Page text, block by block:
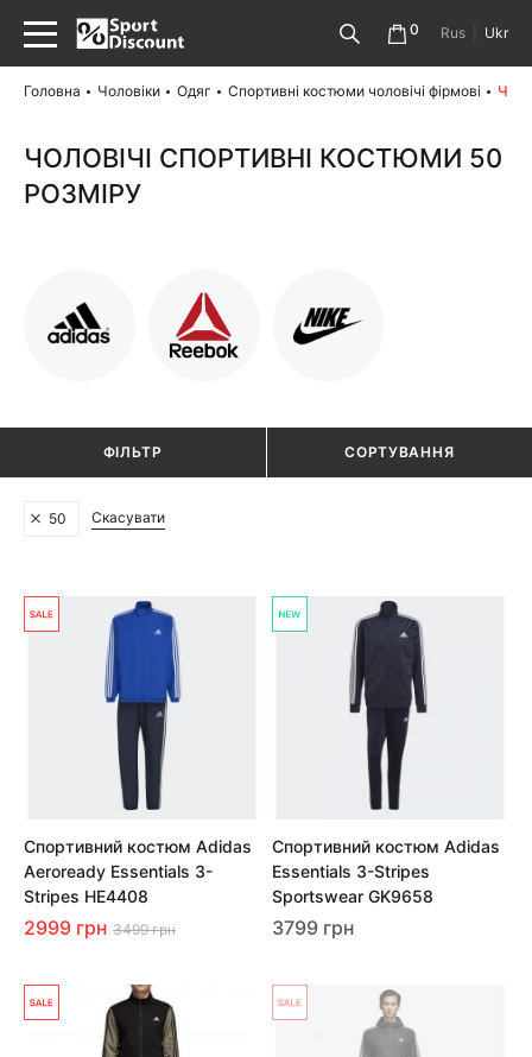
0 Rus Ukr
Головна Чоловіки Одяг Спортивні костюми чоловічі фірмові
ЧОЛОВІЧІ СПОРТИВНІ КОСТЮМИ 50
РОЗМІРУ
ФІЛЬТР СОРТУВАННЯ
50 Скасувати
Спортивний костюм Adidas
Aeroready Essentials 3-
Stripes HE4408
2999 грн 3499 грн
Спортивний костюм Adidas
Essentials 3-Stripes
Sportswear GK9658
3799 грн